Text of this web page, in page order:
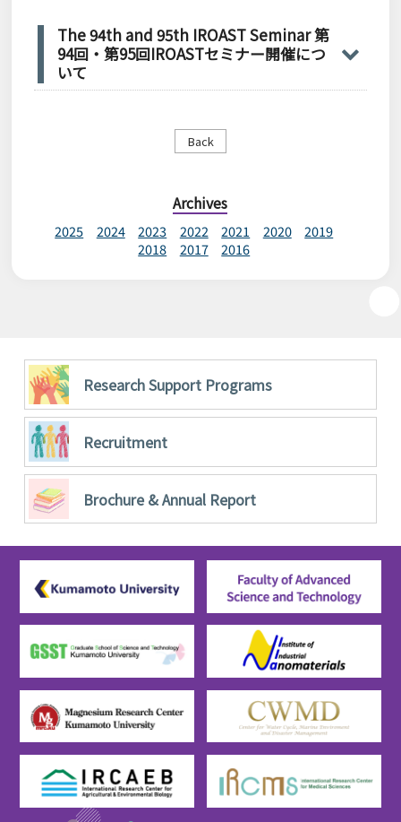
The 94th and 95th IROAST Seminar 第
94回・第95回IROASTセミナー開催につ
いて
Back
Archives
2025 2024 2023 2022 2021 2020
2019
2018
2017 2016
Research Support Programs
Recruitment
Brochure &Annual Report